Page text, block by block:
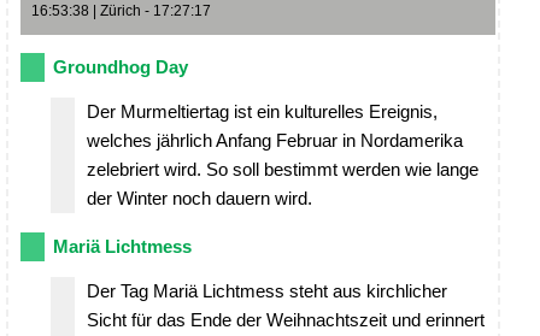
16:53:38 | Zürich - 17:27:17
Groundhog Day
Der Murmeltiertag ist ein kulturelles Ereignis,
welches jährlich Anfang Februar in Nordamerika
zelebriert wird. So soll bestimmt werden wie lange
der Winter noch dauern wird.
Mariä Lichtmess
Der Tag Mariä Lichtmess steht aus kirchlicher
Sicht für das Ende der Weihnachtszeit und erinnert